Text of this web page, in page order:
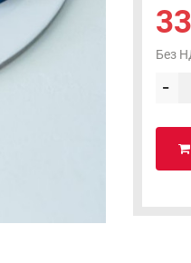
Без